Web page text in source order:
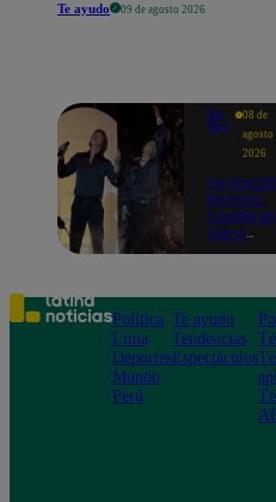
Te ayudo 09 de agosto 2026
Yo
Soy
08 de
agosto
2026
Yo Soy
EN VIVO:
Cachín se
une a
versión
“Amor
Política
Lima
Deportes
Mundo
Perú
Te ayudo
Tendencias
Espectáculos